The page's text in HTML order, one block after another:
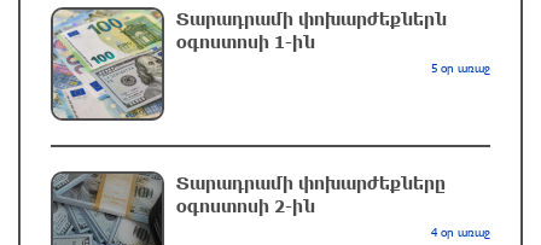
2 ժամ առաջ
«Ռուսներից փոխհատուցում, երկարատև և
ծանր». Հայերը աջակցում են Փաշինյանի
տարեկան Ռուսաստանից 2 միլիարդ դոլար
կորզելու ծրագրին
Տարադրամի փոխարժեքներն
օգոստոսի 1-ին
5 օր առաջ
Տարադրամի փոխարժեքները
օգոստոսի 2-ին
4 օր առաջ